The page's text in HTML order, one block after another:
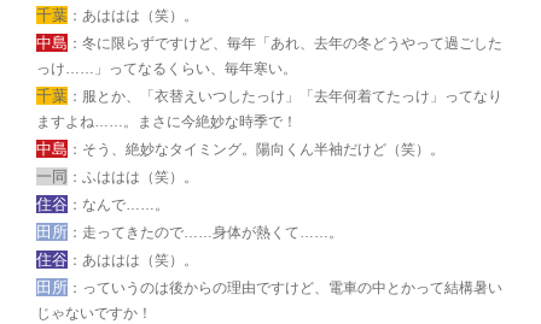
千葉 ：あははは（笑）。
中島 ：冬に限らずですけど、毎年「あれ、去年の冬どうやって過ごした
っけ……」ってなるくらい、毎年寒い。
千葉 ：服とか、「衣替えいつしたっけ」「去年何着てたっけ」ってなり
ますよね……。まさに今絶妙な時季で！
中島 ：そう、絶妙なタイミング。陽向くん半袖だけど（笑）。
一同 ：ふははは（笑）。
住谷 ：なんで……。
田所 ：走ってきたので……身体が熱くて……。
住谷 ：あははは（笑）。
田所 ：っていうのは後からの理由ですけど、電車の中とかって結構暑い
じゃないですか！